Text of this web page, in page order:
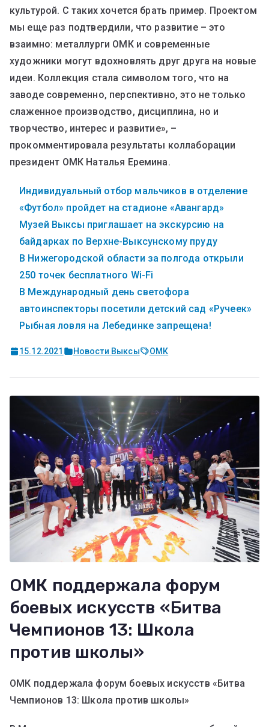
культурой. С таких хочется брать пример. Проектом
мы еще раз подтвердили, что развитие – это
взаимно: металлурги ОМК и современные
художники могут вдохновлять друг друга на новые
идеи. Коллекция стала символом того, что на
заводе современно, перспективно, это не только
слаженное производство, дисциплина, но и
творчество, интерес и развитие», –
прокомментировала результаты коллаборации
президент ОМК Наталья Еремина.
Индивидуальный отбор мальчиков в отделение
«Футбол» пройдет на стадионе «Авангард»
Музей Выксы приглашает на экскурсию на
байдарках по Верхне-Выксунскому пруду
В Нижегородской области за полгода открыли
250 точек бесплатного Wi-Fi
В Международный день светофора
автоинспекторы посетили детский сад «Ручеек»
Рыбная ловля на Лебединке запрещена!
15.12.2021 Новости Выксы ОМК
ОМК поддержала форум
боевых искусств «Битва
Чемпионов 13: Школа
против школы»
ОМК поддержала форум боевых искусств «Битва
Чемпионов 13: Школа против школы»